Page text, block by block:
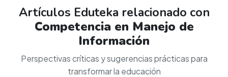
Artículos Eduteka relacionado con
Competencia en Manejo de
Información
Perspectivas críticas y sugerencias prácticas para
transformar la educación